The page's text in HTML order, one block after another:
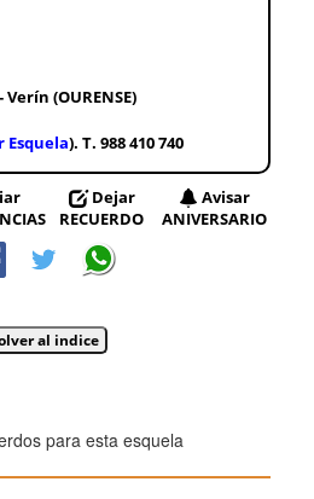
Verín (OURENSE)
Esquela). T. 988 410 740
Dejar
RECUERDO
Avisar
ANIVERSARIO
para esta esquela